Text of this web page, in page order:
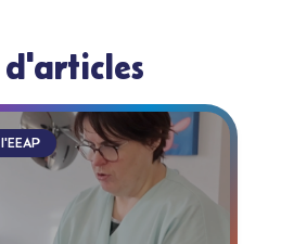
d'articles